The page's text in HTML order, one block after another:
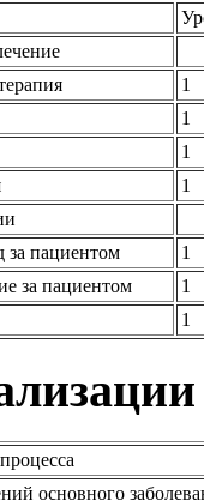
1
1
1
1
за пациентом
1
за пациентом
1
1
основного